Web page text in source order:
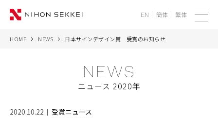
EN 簡体 繁体
HOME NEWS 日本サインデザイン賞 受賞のお知らせ
NEWS
ニュース 2020年
2020.10.22 受賞ニュース